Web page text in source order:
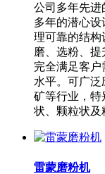
公司多年先进
多年的潜心
理可靠的结构
磨、选粉、
完全满足客
水平。可广
矿等行业，特
状、颗粒状及
雷蒙磨粉机